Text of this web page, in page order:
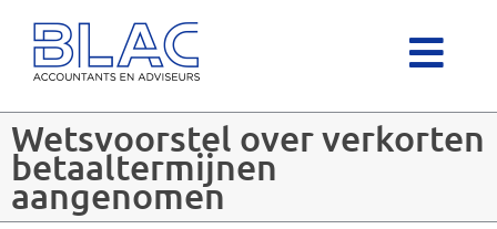
Wetsvoorstel over verkorten
betaaltermijnen
aangenomen